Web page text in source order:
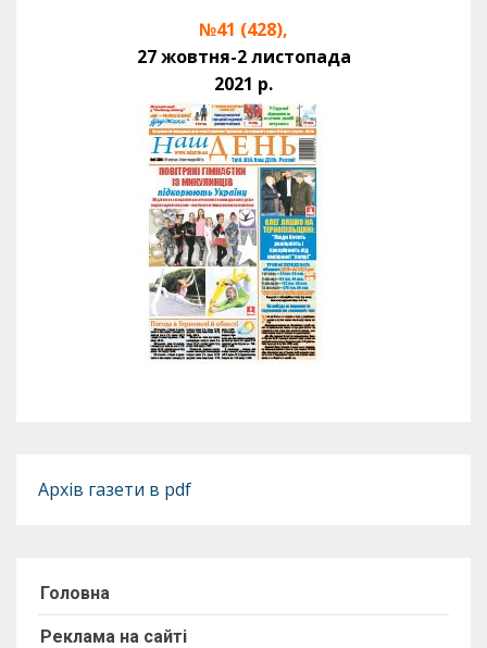
№41 (428),
27 жовтня-2 листопада
2021 р.
Архів газети в pdf
Головна
Реклама на сайті